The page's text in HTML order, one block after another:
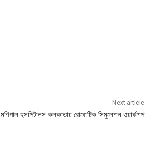
Next article
মণিপাল হসপিটালস কলকাতায় রোবোটিক সিমুলেশন ওয়ার্কশপ